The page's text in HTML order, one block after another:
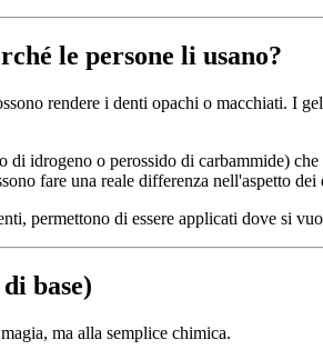
le persone li usano?
rendere i denti opachi o macchiati. I
idrogeno o perossido di carbammide)
fare una reale differenza nell'aspetto dei
permettono di essere applicati dove si
base)
ma alla semplice chimica.